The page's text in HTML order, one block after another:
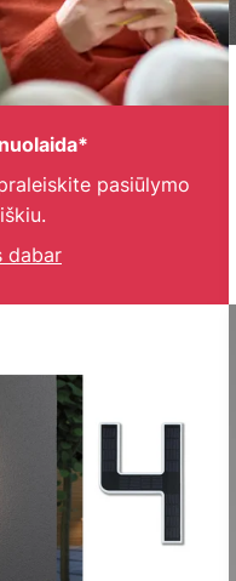
pasiūlymo
dabar